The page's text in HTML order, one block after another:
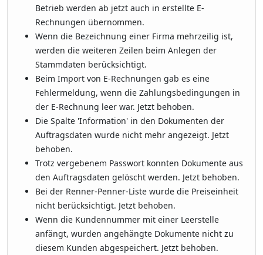
Betrieb werden ab jetzt auch in erstellte E-
Rechnungen übernommen.
Wenn die Bezeichnung einer Firma mehrzeilig ist,
werden die weiteren Zeilen beim Anlegen der
Stammdaten berücksichtigt.
Beim Import von E-Rechnungen gab es eine
Fehlermeldung, wenn die Zahlungsbedingungen in
der E-Rechnung leer war. Jetzt behoben.
Die Spalte 'Information' in den Dokumenten der
Auftragsdaten wurde nicht mehr angezeigt. Jetzt
behoben.
Trotz vergebenem Passwort konnten Dokumente aus
den Auftragsdaten gelöscht werden. Jetzt behoben.
Bei der Renner-Penner-Liste wurde die Preiseinheit
nicht berücksichtigt. Jetzt behoben.
Wenn die Kundennummer mit einer Leerstelle
anfängt, wurden angehängte Dokumente nicht zu
diesem Kunden abgespeichert. Jetzt behoben.